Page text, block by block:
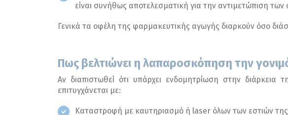
είναι συνήθως αποτελεσματική για την αντιμετώπιση
Γενικά τα οφέλη της φαρμακευτικής αγωγής διαρκούν όσο
Πως βελτιώνει η λαπαροσκόπηση την
Αν διαπιστωθεί ότι υπάρχει ενδομητρίωση στην
επιτυγχάνεται με:
Καταστροφή με καυτηριασμό ή laser όλων των εστιών